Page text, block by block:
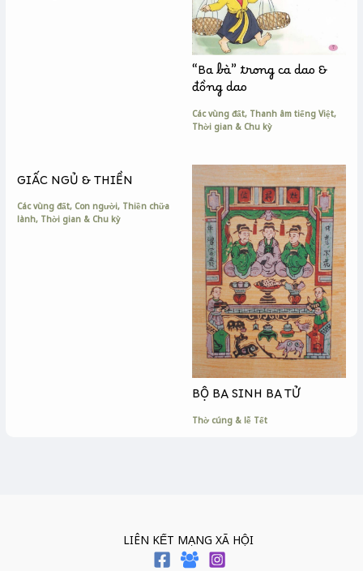
“Ba bà” trong ca dao &
đồng dao
Các vùng đất, Thanh âm tiếng Việt,
Thời gian & Chu kỳ
GIẤC NGỦ & THIỀN
Các vùng đất, Con người, Thiền chữa
lành, Thời gian & Chu kỳ
BỘ BA SINH BA TỬ
Thờ cúng & lễ Tết
LIÊN KẾT MẠNG XÃ HỘI